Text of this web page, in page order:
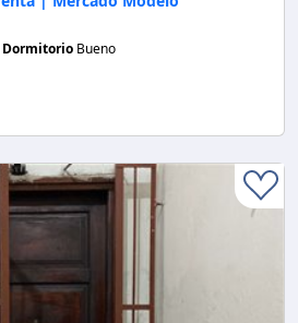
Dormitorio Bueno